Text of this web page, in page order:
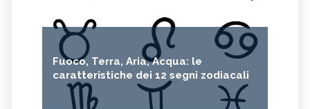
Fuoco, Terra, Aria, Acqua: le
caratteristiche dei 12 segni zodiacali